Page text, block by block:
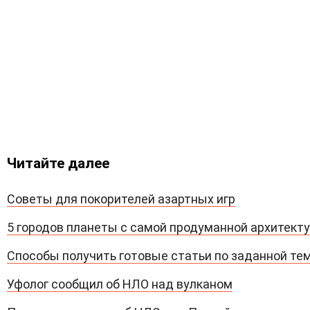
Читайте далее
Советы для покорителей азартных игр
5 городов планеты с самой продуманной
Способы получить готовые статьи по заданной
Уфолог сообщил об НЛО над вулканом